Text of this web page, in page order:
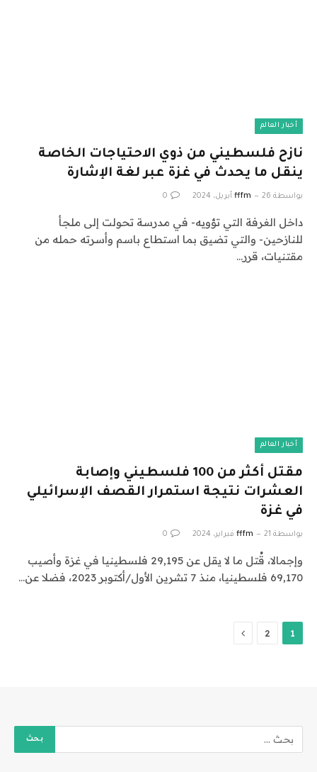
أخبار العالم
نازح فلسطيني من ذوي الاحتياجات الخاصة
ينقل ما يحدث في غزة عبر لغة الإشارة
بواسطة fffm 26 أبريل، 2024 0
داخل الغرفة التي تؤويه- في مدرسة تحولت إلى ملجأ
للنازحين- والتي تضيق بما استطاع باسم وأسرته حمله من
مقتنيات، قرر…
أخبار العالم
مقتل أكثر من 100 فلسطيني وإصابة
العشرات نتيجة استمرار القصف الإسرائيلي
في غزة
بواسطة fffm 21 فبراير، 2024 0
وإجمالا، قُتل ما لا يقل عن 29,195 فلسطينيا في غزة وأصيب
69,170 فلسطينيا، منذ 7 تشرين الأول/أكتوبر 2023، فضلا عن…
1
2 التالي